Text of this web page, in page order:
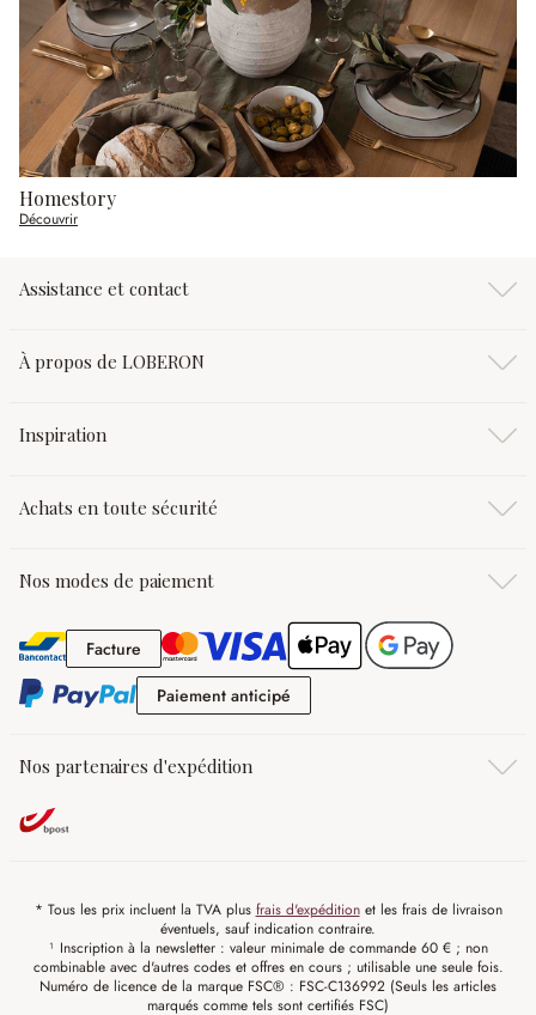
Homestory
Découvrir
Assistance et contact
À propos de LOBERON
Inspiration
Achats en toute sécurité
Nos modes de paiement
FactureFacture
Paiement anticipé
Nos partenaires d'expédition
* Tous les prix incluent la TVA plus frais d'expéditionet les frais de livraison
éventuels, sauf indication contraire.
¹ Inscription à la newsletter : valeur minimale de commande 60 € ; non
combinable avec d'autres codes et offres en cours ; utilisable une seule fois.
Numéro de licence de la marque FSC® : FSC-C136992 (Seuls les articles
marqués comme tels sont certifiés FSC)